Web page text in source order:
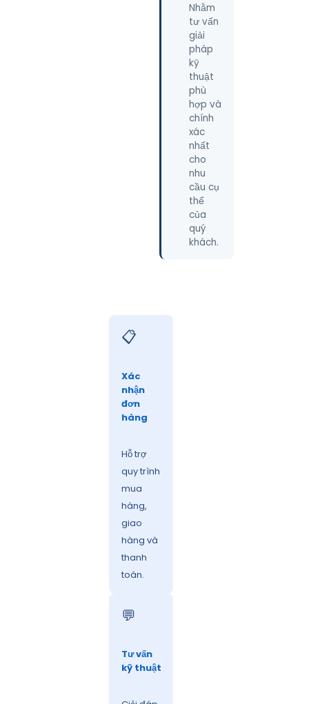
Nhằm
tư vấn
giải
pháp
kỹ
thuật
phù
hợp và
chính
xác
nhất
cho
nhu
cầu cụ
thể
của
quý
khách.
📋
Xác
nhận
đơn
hàng
Hỗ trợ
quy trình
mua
hàng,
giao
hàng và
thanh
toán.
💬
Tư vấn
kỹ thuật